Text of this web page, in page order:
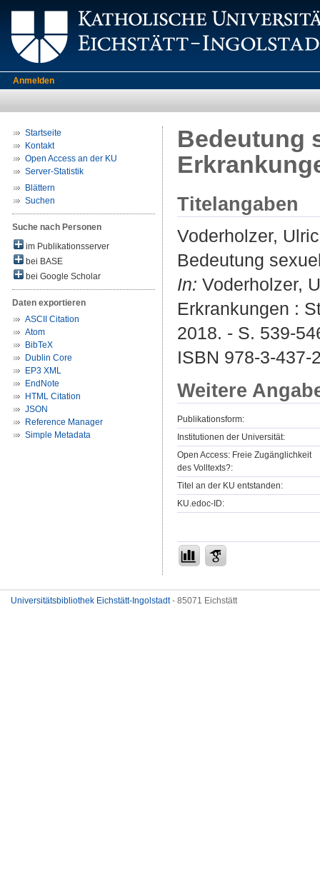
Anmelden
Startseite
Kontakt
Open Access an der KU
Server-Statistik
Blättern
Suchen
Suche nach Personen
im Publikationsserver
bei BASE
bei Google Scholar
Daten exportieren
ASCII Citation
Atom
BibTeX
Dublin Core
EP3 XML
EndNote
HTML Citation
JSON
Reference Manager
Simple Metadata
Bedeutung
Titelangaben
Voderholzer,
Bedeutung
In: Voderholzer,
Erkrankungen :
2018. - S. 539-
ISBN 978-3-437-
Weitere
Publikationsform:
Institutionen der Universität:
Open Access: Freie Zugänglichkeit
des Volltexts?:
Titel an der KU entstanden:
KU.edoc-ID:
Universitätsbibliothek Eichstätt-Ingolstadt- 85071 Eichstätt